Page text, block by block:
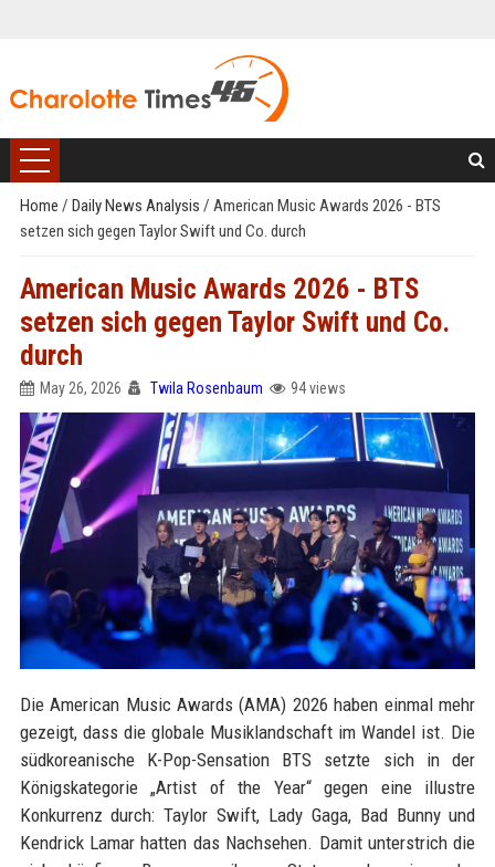
Home / Daily News Analysis / American Music Awards 2026 - BTS
setzen sich gegen Taylor Swift und Co. durch
American Music Awards 2026 - BTS
setzen sich gegen Taylor Swift und Co.
durch
May 26, 2026 Twila Rosenbaum 94 views
Die American Music Awards (AMA) 2026 haben einmal mehr
gezeigt, dass die globale Musiklandschaft im Wandel ist. Die
südkoreanische K-Pop-Sensation BTS setzte sich in der
Königskategorie „Artist of the Year“ gegen eine illustre
Konkurrenz durch: Taylor Swift, Lady Gaga, Bad Bunny und
Kendrick Lamar hatten das Nachsehen. Damit unterstrich die